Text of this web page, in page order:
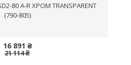
80 A-R ХРОМ TRANSPARENT
(790-805)
16 891 ₴
21 114 ₴